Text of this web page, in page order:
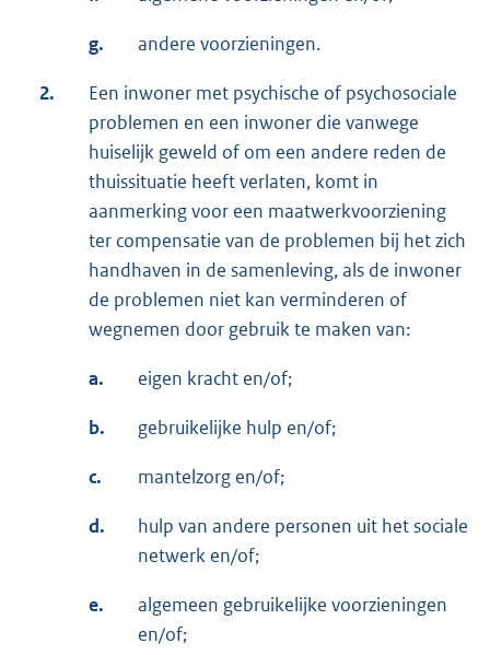
g. andere voorzieningen.
2.
Een inwoner met psychische of psychosociale
problemen en een inwoner die vanwege
huiselijk geweld of om een andere reden de
thuissituatie heeft verlaten, komt in
aanmerking voor een maatwerkvoorziening
ter compensatie van de problemen bij het zich
handhaven in de samenleving, als de inwoner
de problemen niet kan verminderen of
wegnemen door gebruik te maken van:
a. eigen kracht en/of;
b. gebruikelijke hulp en/of;
c. mantelzorg en/of;
d.
hulp van andere personen uit het sociale
netwerk en/of;
e.
algemeen gebruikelijke voorzieningen
en/of;